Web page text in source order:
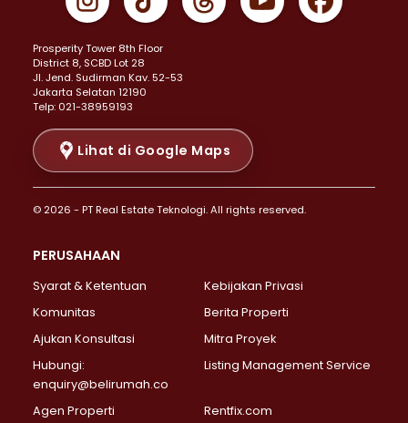
Properti Dijual di Johar Baru >
Properti Dijual di Menteng >
Properti Dijual di Senen >
Properti Dijual di Tanah Abang >
Properti Dijual di Cikini >
Properti Dijual di Kramat >
Properti Dijual di Pasar Baru >
Properti Dijual di Bendungan Hilir >
Properti Dijual di Jakarta Selatan >
Properti Dijual di Lebak Bulus >
Properti Dijual di Gandaria Selatan >
Properti Dijual di Pondok Labu >
Properti Dijual di Lenteng Agung >
Properti Dijual di Senayan >
Properti Dijual di Pondok Pinang >
Prosperity Tower 8th Floor
District 8, SCBD Lot 28
JI. Jend. Sudirman Kav. 52-53
Jakarta Selatan 12190
Telp: 021-38959193
Lihat di Google Maps
© 2026 - PT Real Estate Teknologi. All rights reserved.
PERUSAHAAN
Syarat & Ketentuan
Kebijakan Privasi
Komunitas
Berita Properti
Ajukan Konsultasi
Mitra Proyek
Hubungi:
enquiry@belirumah.co
Listing Management Service
Agen Properti Rentfix.com